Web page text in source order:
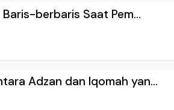
berbaris Saat Pem...
Adzan dan Iqomah yan...